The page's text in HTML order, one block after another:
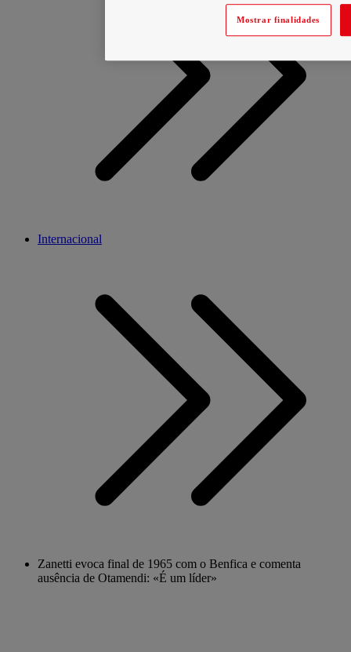
Internacional
Zanetti evoca final de 1965 com o Benfica e comenta
ausência de Otamendi: «É um líder»
Mostrar finalidades